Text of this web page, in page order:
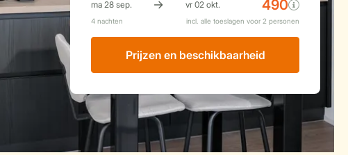
Prijzen en beschikbaarheid